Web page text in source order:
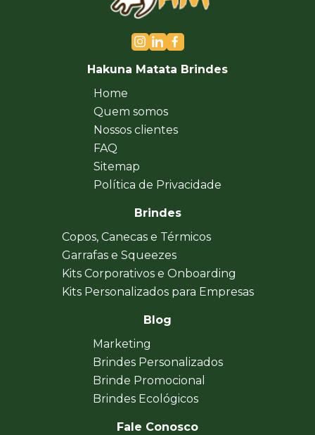
Hakuna Matata Brindes
Home
Quem somos
Nossos clientes
FAQ
Sitemap
Política de Privacidade
Brindes
Copos, Canecas e Térmicos
Garrafas e Squeezes
Kits Corporativos e Onboarding
Kits Personalizados para Empresas
Blog
Marketing
Brindes Personalizados
Brinde Promocional
Brindes Ecológicos
Fale Conosco